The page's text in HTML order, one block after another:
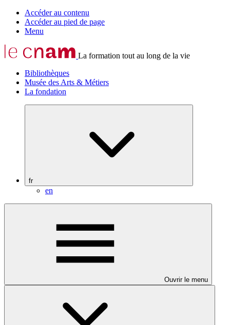
Accéder au contenu
Accéder au pied de page
Menu
La formation tout au long de la vie
Bibliothèques
Musée des Arts & Métiers
La fondation
fr
en
Ouvrir le menu